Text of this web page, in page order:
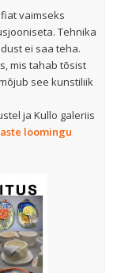
vaimseks
Tehnika
ei saa teha.
mis tahab tõsist
see kunstiliik
ja Kullo galeriis
loomingu